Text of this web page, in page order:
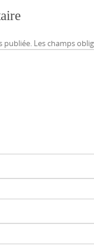
publiée. Les champs